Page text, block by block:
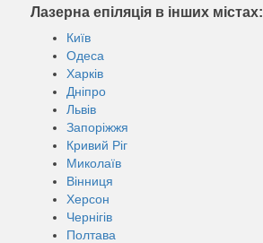
Лазерна епіляція в інших містах:
Київ
Одеса
Харків
Дніпро
Львів
Запоріжжя
Кривий Ріг
Миколаїв
Вінниця
Херсон
Чернігів
Полтава